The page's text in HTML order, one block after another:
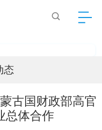
态
古国财政部高官
总体合作